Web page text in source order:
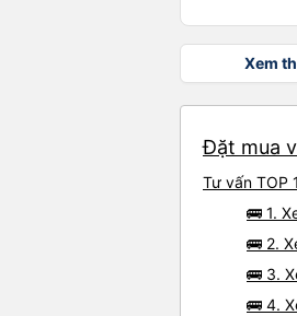
Xem
Đặt mua
Tư vấn TOP
🚌 1.
🚌 2.
🚌 3.
🚌 4.